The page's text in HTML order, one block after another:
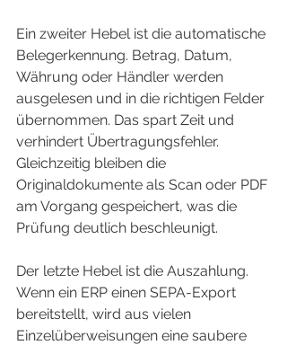
Ein zweiter Hebel ist die automatische
Belegerkennung. Betrag, Datum,
Währung oder Händler werden
ausgelesen und in die richtigen Felder
übernommen. Das spart Zeit und
verhindert Übertragungsfehler.
Gleichzeitig bleiben die
Originaldokumente als Scan oder PDF
am Vorgang gespeichert, was die
Prüfung deutlich beschleunigt.
Der letzte Hebel ist die Auszahlung.
Wenn ein ERP einen SEPA-Export
bereitstellt, wird aus vielen
Einzelüberweisungen eine saubere